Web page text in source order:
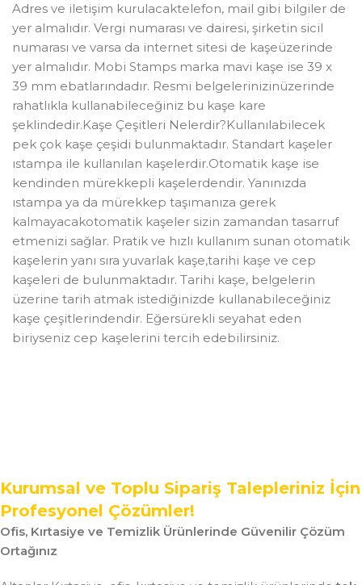
Adres ve iletişim kurulacaktelefon, mail gibi bilgiler de
yer almalıdır. Vergi numarası ve dairesi, şirketin sicil
numarası ve varsa da internet sitesi de kaşeüzerinde
yer almalıdır. Mobi Stamps marka mavi kaşe ise 39 x
39 mm ebatlarındadır. Resmi belgelerinizinüzerinde
rahatlıkla kullanabileceğiniz bu kaşe kare
şeklindedir.Kaşe Çeşitleri Nelerdir?Kullanılabilecek
pek çok kaşe çeşidi bulunmaktadır. Standart kaşeler
ıstampa ile kullanılan kaşelerdir.Otomatik kaşe ise
kendinden mürekkepli kaşelerdendir. Yanınızda
ıstampa ya da mürekkep taşımanıza gerek
kalmayacakotomatik kaşeler sizin zamandan tasarruf
etmenizi sağlar. Pratik ve hızlı kullanım sunan otomatik
kaşelerin yanı sıra yuvarlak kaşe,tarihi kaşe ve cep
kaşeleri de bulunmaktadır. Tarihi kaşe, belgelerin
üzerine tarih atmak istediğinizde kullanabileceğiniz
kaşe çeşitlerindendir. Eğersürekli seyahat eden
biriyseniz cep kaşelerini tercih edebilirsiniz.
Kurumsal ve Toplu Sipariş Talepleriniz İçin
Profesyonel Çözümler!
Ofis, Kırtasiye ve Temizlik Ürünlerinde Güvenilir Çözüm
Ortağınız